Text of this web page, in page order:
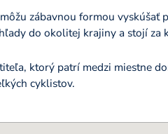
zábavnou formou vyskúšať
do okolitej krajiny a stojí za
ktorý patrí medzi miestne
cyklistov.